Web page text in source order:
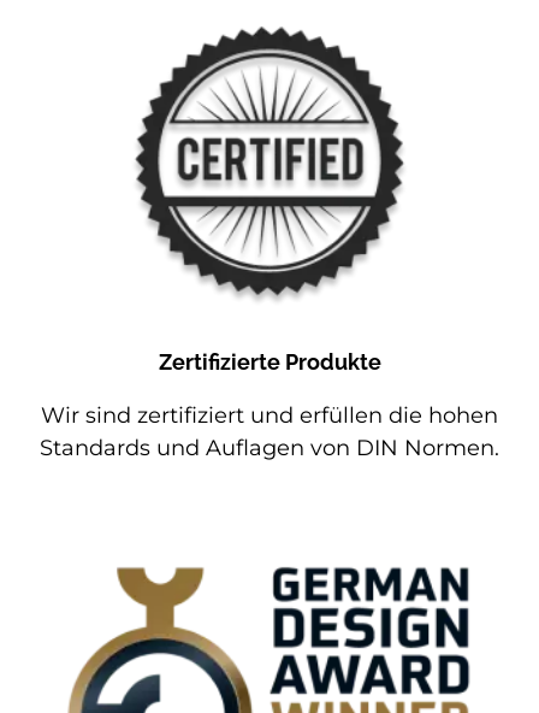
Zertifizierte Produkte
Wir sind zertifiziert und erfüllen die hohen
Standards und Auflagen von DIN Normen.